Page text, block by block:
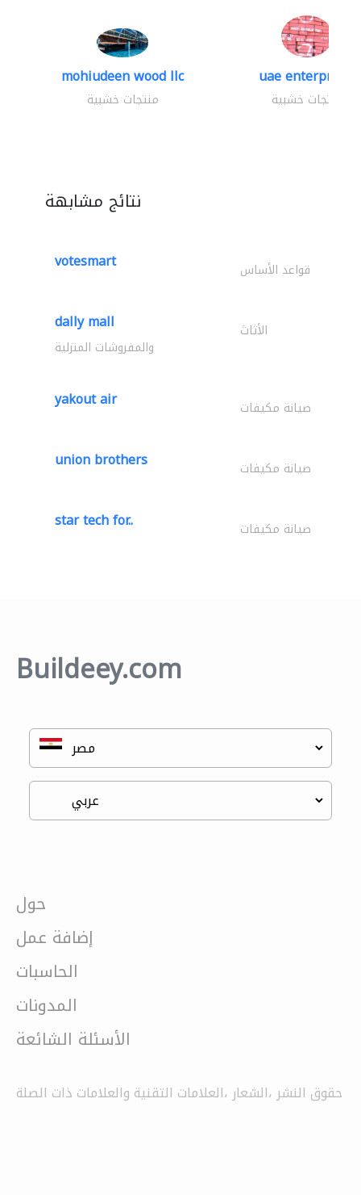
mohiudeen wood llc
منتجات خشبية
uae enterprises
منتجات خشبية
نتائج مشابهة
votesmart قواعد الأساس
dally mall الأثاث
والمفروشات المنزلية
yakout air صيانة مكيفات
union brothers صيانة مكيفات
star tech for.. صيانة مكيفات
Buildeey.com
حول
إضافة عمل
الحاسبات
المدونات
الأسئلة الشائعة
حقوق النشر ،الشعار ،العلامات التقنية والعلامات ذات الصلة